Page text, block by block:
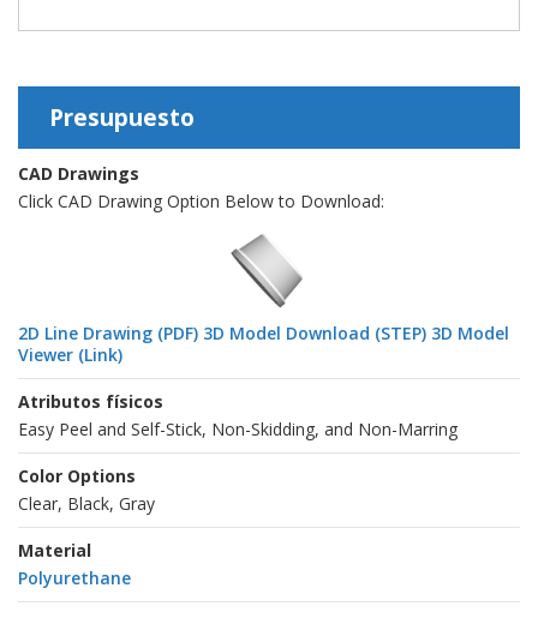
Presupuesto
CAD Drawings
Click CAD Drawing Option Below to Download:
2D Line Drawing (PDF) 3D Model Download (STEP) 3D Model
Viewer (Link)
Atributos físicos
Easy Peel and Self-Stick, Non-Skidding, and Non-Marring
Color Options
Clear, Black, Gray
Material
Polyurethane